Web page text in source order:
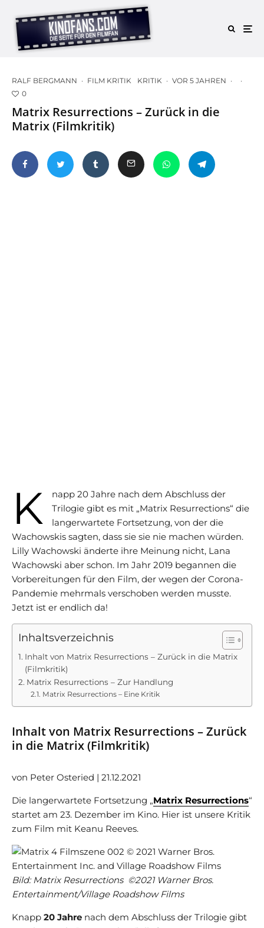
RALF BERGMANN · FILM KRITIK KRITIK · VOR 5 JAHREN ·
·
0
Matrix Resurrections – Zurück in die
Matrix (Filmkritik)
K
napp 20 Jahre nach dem Abschluss der
Trilogie gibt es mit „Matrix Resurrections“ die
langerwartete Fortsetzung, von der die
Wachowskis sagten, dass sie sie nie machen würden.
Lilly Wachowski änderte ihre Meinung nicht, Lana
Wachowski aber schon. Im Jahr 2019 begannen die
Vorbereitungen für den Film, der wegen der Corona-
Pandemie mehrmals verschoben werden musste.
Jetzt ist er endlich da!
Inhaltsverzeichnis
Inhalt von Matrix Resurrections – Zurück in die Matrix
(Filmkritik)
Matrix Resurrections – Zur Handlung
Matrix Resurrections – Eine Kritik
Inhalt von Matrix Resurrections – Zurück
in die Matrix (Filmkritik)
von Peter Osteried | 21.12.2021
Die langerwartete Fortsetzung „Matrix Resurrections“
startet am 23. Dezember im Kino. Hier ist unsere Kritik
zum Film mit Keanu Reeves.
Bild: Matrix Resurrections ©2021 Warner Bros.
Entertainment/Village Roadshow Films
Knapp 20 Jahre nach dem Abschluss der Trilogie gibt